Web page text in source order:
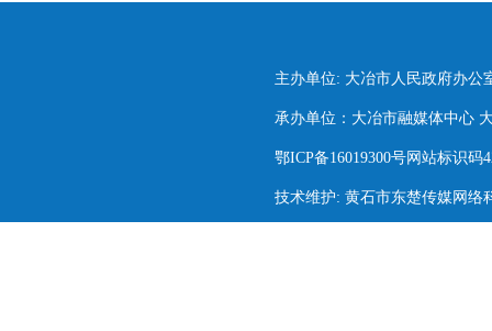
主办单位: 大冶市人民政府办公
承办单位：大冶市融媒体中心
鄂ICP备16019300号网站标识码
技术维护: 黄石市东楚传媒网络